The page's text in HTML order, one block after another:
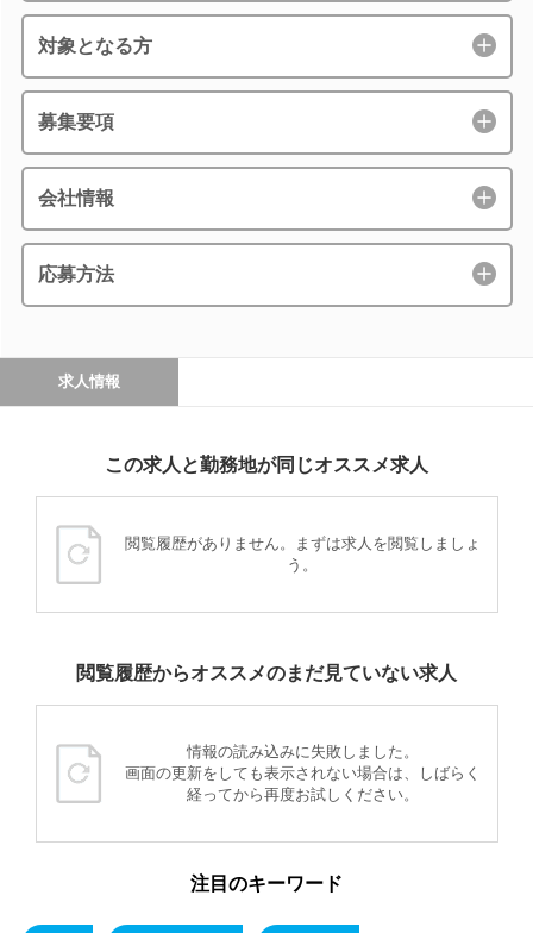
対象となる方
募集要項
会社情報
応募方法
求人情報
この求人と勤務地が同じオススメ求人
閲覧履歴がありません。まずは求人を閲覧しましょ
う。
閲覧履歴からオススメのまだ見ていない求人
情報の読み込みに失敗しました。
画面の更新をしても表示されない場合は、しばらく
経ってから再度お試しください。
注目のキーワード